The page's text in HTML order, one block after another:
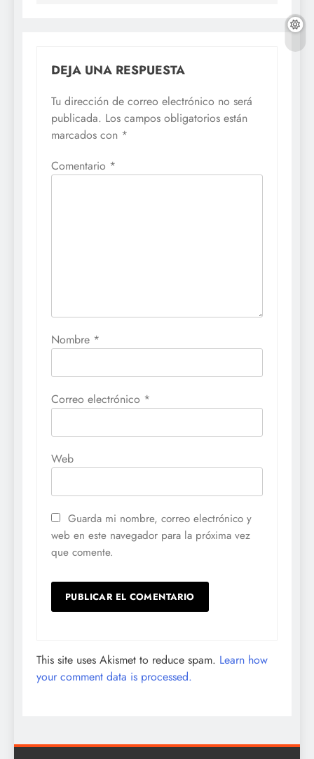
DEJA UNA RESPUESTA
Tu dirección de correo electrónico no será
publicada. Los campos obligatorios están
marcados con *
Comentario *
Nombre *
Correo electrónico *
Web
Guarda mi nombre, correo electrónico y
web en este navegador para la próxima vez
que comente.
This site uses Akismet to reduce spam. Learn how
your comment data is processed.